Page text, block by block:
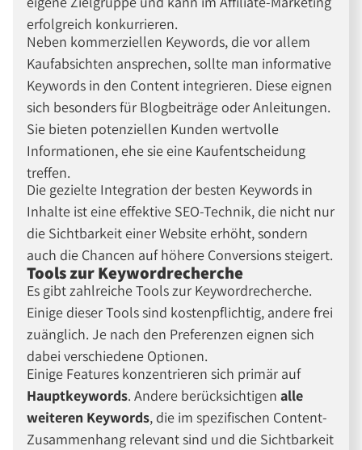
erfolgreich konkurrieren.
Neben kommerziellen Keywords, die vor allem
Kaufabsichten ansprechen, sollte man informative
Keywords in den Content integrieren. Diese eignen
sich besonders für Blogbeiträge oder Anleitungen.
Sie bieten potenziellen Kunden wertvolle
Informationen, ehe sie eine Kaufentscheidung
treffen.
Die gezielte Integration der besten Keywords in
Inhalte ist eine effektive SEO-Technik, die nicht nur
die Sichtbarkeit einer Website erhöht, sondern
auch die Chancen auf höhere Conversions steigert.
Tools zur Keywordrecherche
Es gibt zahlreiche Tools zur Keywordrecherche.
Einige dieser Tools sind kostenpflichtig, andere frei
zuänglich. Je nach den Preferenzen eignen sich
dabei verschiedene Optionen.
Einige Features konzentrieren sich primär auf
Hauptkeywords. Andere berücksichtigenalle
weiteren Keywords, die im spezifischen Content-
Zusammenhang relevant sind und die Sichtbarkeit